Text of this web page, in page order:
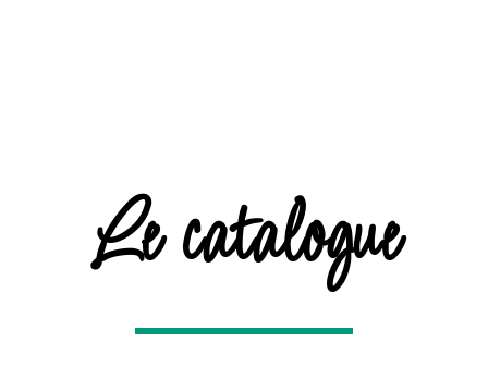
Le catalogue